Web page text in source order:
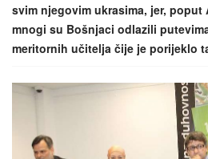
i
o
n
svim njegovim ukrasima, jer, poput
mnogi su Bošnjaci odlazili
meritornih učitelja čije je porijeklo